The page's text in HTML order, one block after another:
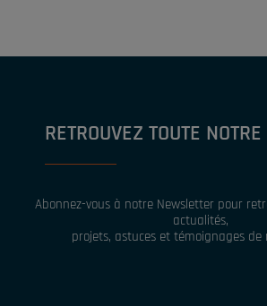
RETROUVEZ TOUTE
Abonnez-vous à notre Newsletter pour
actualités,
projets, astuces et témoignages de